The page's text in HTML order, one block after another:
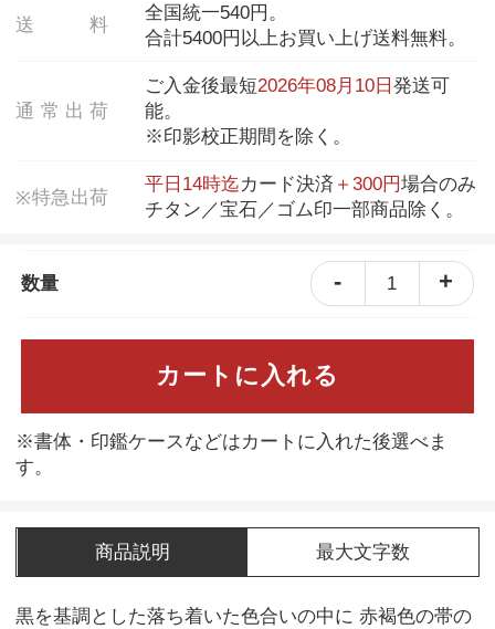
送 料
全国統一540円。
合計5400円以上お買い上げ送料無料。
通 常 出 荷
ご入金後最短2026年08月10日発送可
能。
※印影校正期間を除く。
※特急出荷
平日14時迄カード決済 ＋300円場合のみ
チタン／宝石／ゴム印一部商品除く。
数量 - 1 +
カートに入れる
※書体・印鑑ケースなどはカートに入れた後選べま
す。
商品説明 最大文字数
黒を基調とした落ち着いた色合いの中に 赤褐色の帯の